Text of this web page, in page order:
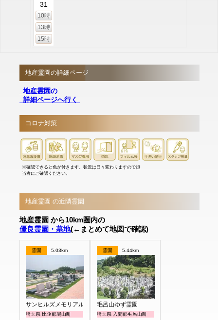
31
10時
13時
15時
地産霊園の詳細ページ
地産霊園の
詳細ページへ行く
コロナ対策
※確認できると色が付きます。状況は日々変わりますので担
当者にご確認ください。
地産霊園 の近隣霊園
地産霊園 から10km圏内の
優良霊園・墓地(←まとめて地図で確認)
霊園 5.03km
サンヒルズメモリアルガーデン
埼玉県 比企郡鳩山町
霊園 5.44km
毛呂山ゆず霊園
埼玉県 入間郡毛呂山町